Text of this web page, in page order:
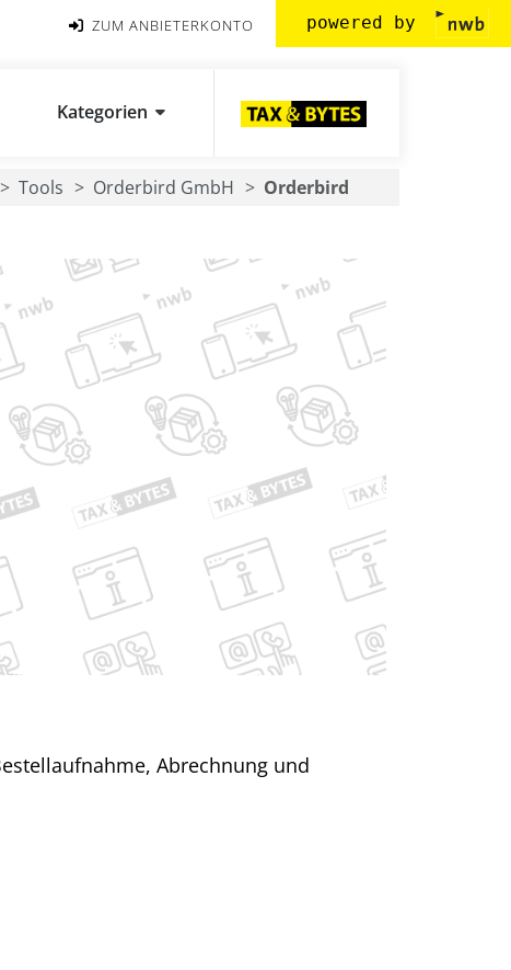
ZUM ANBIETERKONTO powered by
Kategorien
Tools Orderbird GmbH Orderbird
Abrechnung und